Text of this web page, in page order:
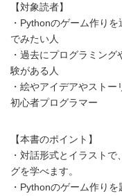
【対象読者】
・Pythonのゲーム作り
でみたい人
・過去にプログラミン
験がある人
・絵やアイデアやスト
初心者プログラマー
【本書のポイント】
・対話形式とイラスト
グを学べます。
・Pythonのゲーム作り